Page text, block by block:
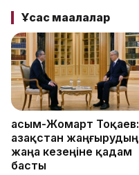
Ұқсас мақалалар
Қасым-Жомарт Тоқаев:
Қазақстан жаңғырудың
жаңа кезеңіне қадам
басты